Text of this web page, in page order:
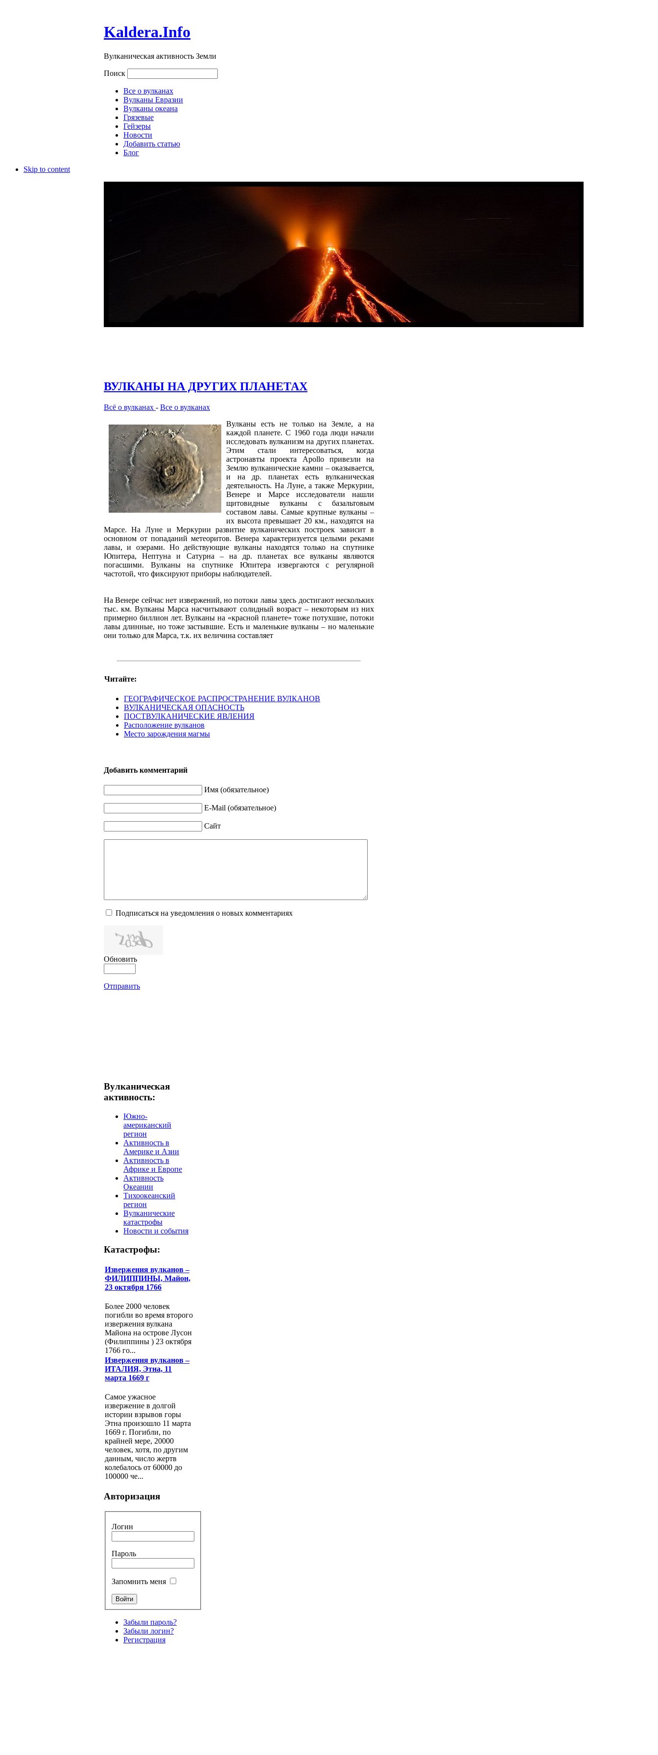
Kaldera.Info
Вулканическая активность Земли
Поиск
Все о вулканах
Вулканы Евразии
Вулканы океана
Грязевые
Гейзеры
Новости
Добавить статью
Блог
Skip to content
ВУЛКАНЫ НА ДРУГИХ ПЛАНЕТАХ
Всё о вулканах - Все о вулканах
Вулканы есть не только на Земле, а на
каждой планете. С 1960 года люди начали
исследовать вулканизм на других планетах.
Этим стали интересоваться, когда
астронавты проекта Apollo привезли на
Землю вулканические камни – оказывается,
и на др. планетах есть вулканическая
деятельность. На Луне, а также Меркурии,
Венере и Марсе исследователи нашли
щитовидные вулканы с базальтовым
составом лавы. Самые крупные вулканы –
их высота превышает 20 км., находятся на
Марсе. На Луне и Меркурии развитие вулканических построек зависит в
основном от попаданий метеоритов. Венера характеризуется целыми реками
лавы, и озерами. Но действующие вулканы находятся только на спутнике
Юпитера, Нептуна и Сатурна – на др. планетах все вулканы являются
погасшими. Вулканы на спутнике Юпитера извергаются с регулярной
частотой, что фиксируют приборы наблюдателей.
На Венере сейчас нет извержений, но потоки лавы здесь достигают нескольких
тыс. км. Вулканы Марса насчитывают солидный возраст – некоторым из них
примерно биллион лет. Вулканы на «красной планете» тоже потухшие, потоки
лавы длинные, но тоже застывшие. Есть и маленькие вулканы – но маленькие
они только для Марса, т.к. их величина составляет
Читайте:
ГЕОГРАФИЧЕСКОЕ РАСПРОСТРАНЕНИЕ ВУЛКАНОВ
ВУЛКАНИЧЕСКАЯ ОПАСНОСТЬ
ПОСТВУЛКАНИЧЕСКИЕ ЯВЛЕНИЯ
Расположение вулканов
Место зарождения магмы
Добавить комментарий
Имя (обязательное)
E-Mail (обязательное)
Сайт
Подписаться на уведомления о новых комментариях
Обновить
Отправить
Вулканическая
активность:
Южно-
американский
регион
Активность в
Америке и Азии
Активность в
Африке и Европе
Активность
Океании
Тихоокеанский
регион
Вулканические
катастрофы
Новости и события
Катастрофы:
Извержения вулканов –
ФИЛИППИНЫ, Майон,
23 октября 1766
Более 2000 человек
погибли во время второго
извержения вулкана
Майона на острове Лусон
(Филиппины ) 23 октября
1766 го...
Извержения вулканов –
ИТАЛИЯ, Этна, 11
марта 1669 г
Самое ужасное
извержение в долгой
истории взрывов горы
Этна произошло 11 марта
1669 г. Погибли, по
крайней мере, 20000
человек, хотя, по другим
данным, число жертв
колебалось от 60000 до
100000 че...
Авторизация
Логин
Пароль
Запомнить меня
Забыли пароль?
Забыли логин?
Регистрация